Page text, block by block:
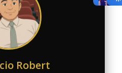
Robert